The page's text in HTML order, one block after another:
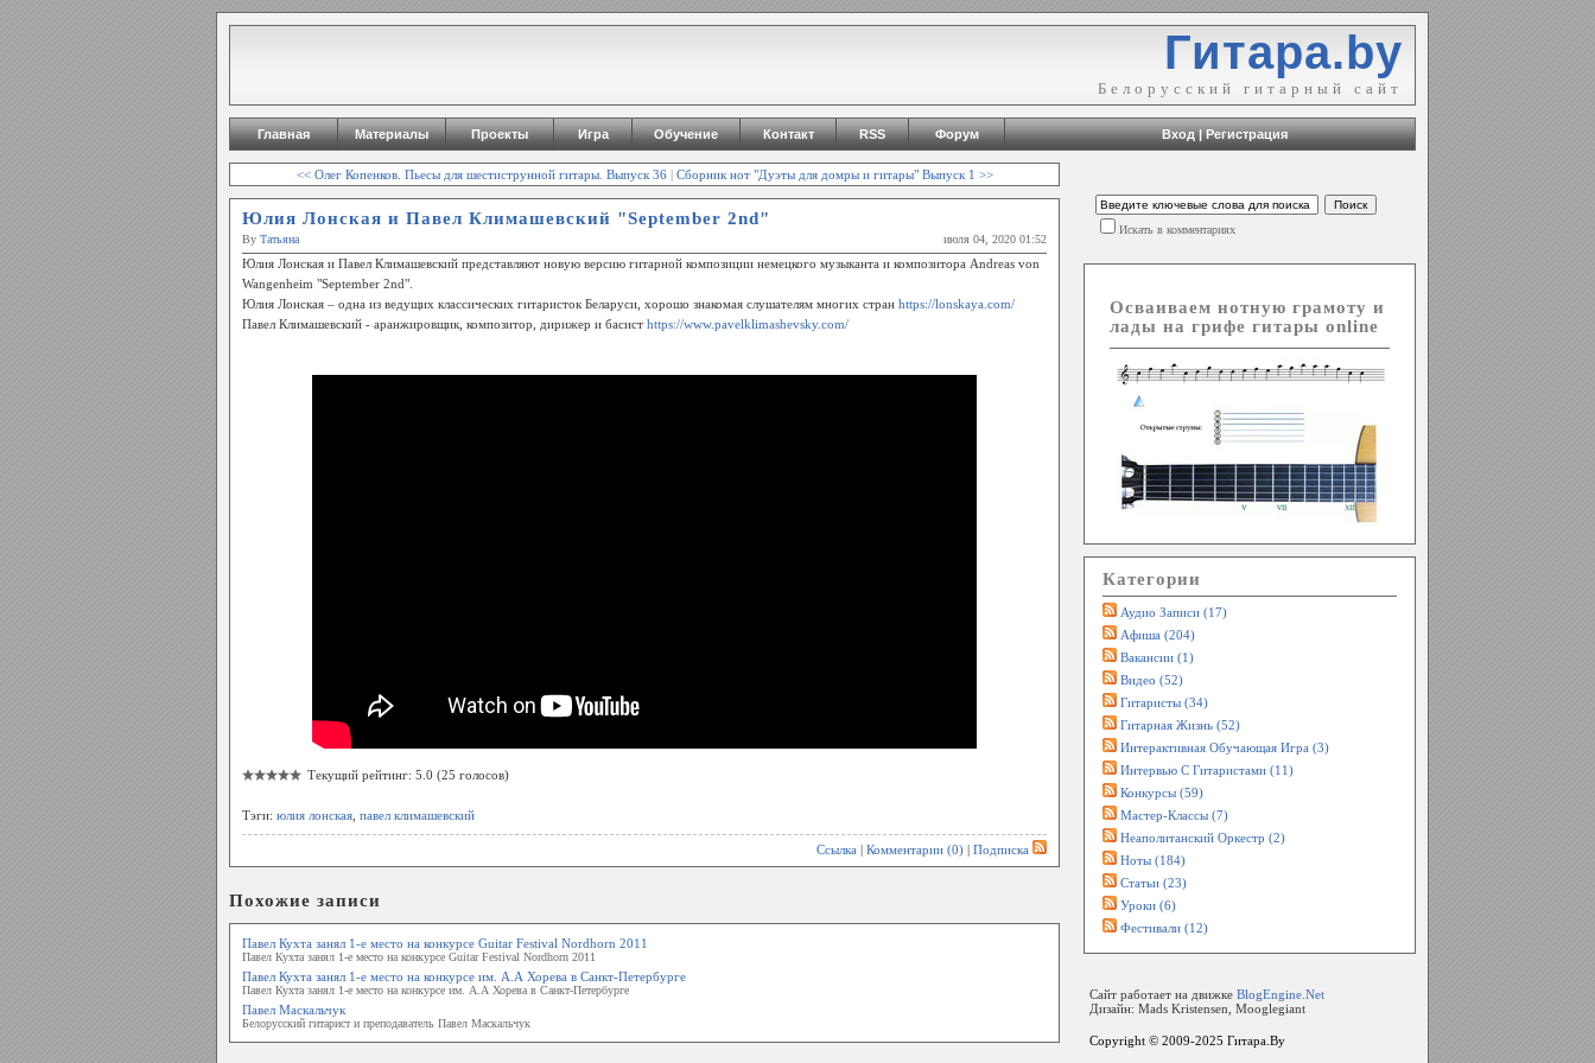
Гитара.by
Белорусский гитарный сайт
Главная Материалы Проекты Игра Обучение Контакт RSS Форум Вход|Регистрация
<< Олег Копенков. Пьесы для шестиструнной гитары. Выпуск 36| Сборник нот "Дуэты для домры и гитары" Выпуск 1 >>
Юлия Лонская и Павел Климашевский "September 2nd"
By Татьяна июля 04, 2020 01:52
Юлия Лонская и Павел Климашевский представляют новую версию гитарной композиции немецкого музыканта и композитора Andreas von
Wangenheim "September 2nd".
Юлия Лонская – одна из ведущих классических гитаристок Беларуси, хорошо знакомая слушателям многих стран https://lonskaya.com/
Павел Климашевский - аранжировщик, композитор, дирижер и басист https://www.pavelklimashevsky.com/
Текущий рейтинг: 5.0 (25 голосов)
Тэги: юлия лонская павел климашевский
Ссылка | Комментарии (0) | Подписка
Похожие записи
Павел Кухта занял 1-е место на конкурсе Guitar Festival Nordhorn 2011
Павел Кухта занял 1-е место на конкурсе Guitar Festival Nordhorn 2011
Павел Кухта занял 1-е место на конкурсе им. А.А Хорева в Санкт-Петербурге
Павел Кухта занял 1-е место на конкурсе им. А.А Хорева в Санкт-Петербурге
Павел Маскальчук
Белорусский гитарист и преподаватель Павел Маскальчук
Искать в комментариях
Осваиваем нотную грамоту и
лады на грифе гитары online
Категории
Аудио Записи (17)
Афиша (204)
Вакансии (1)
Видео (52)
Гитаристы (34)
Гитарная Жизнь (52)
Интерактивная Обучающая Игра (3)
Интервью С Гитаристами (11)
Конкурсы (59)
Мастер-Классы (7)
Неаполитанский Оркестр (2)
Ноты (184)
Статьи (23)
Уроки (6)
Фестивали (12)
Сайт работает на движке BlogEngine.Net
Дизайн: Mads Kristensen, Mooglegiant
Copyright © 2009-2025 Гитара.By